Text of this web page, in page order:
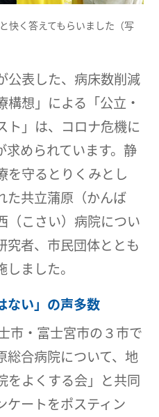
快く答えてもらいました（写
公表した、病床数削減
想」による「公立・
ト」は、コロナ危機に
求められています。静
を守るとりくみとし
た共立蒲原（かんば
（こさい）病院につい
究者、市民団体ととも
ました。
ない」の声多数
市・富士宮市の３市で
総合病院について、地
をよくする会」と共同
ケートをポスティン